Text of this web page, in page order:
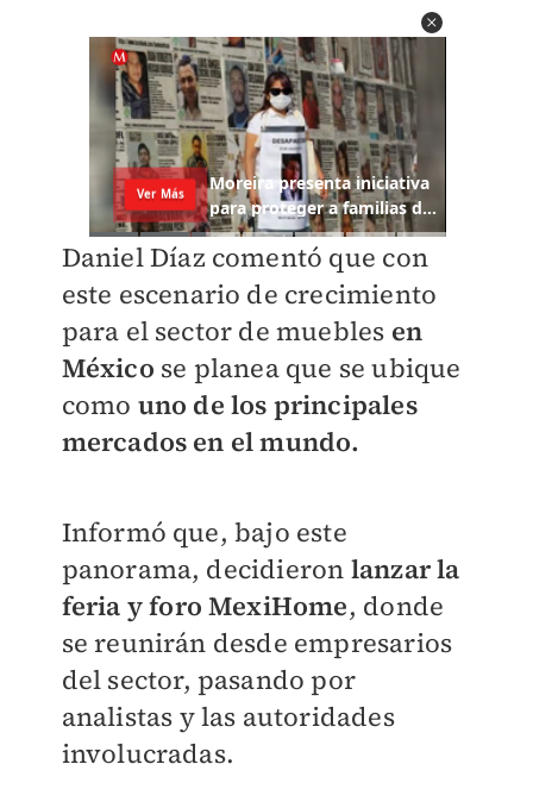
Daniel Díaz comentó que con
este escenario de crecimiento
para el sector de muebles en
México se planea que se ubique
como uno de los principales
mercados en el mundo.
Informó que, bajo este
panorama, decidieron lanzar la
feria y foro MexiHome, donde
se reunirán desde empresarios
del sector, pasando por
analistas y las autoridades
involucradas.